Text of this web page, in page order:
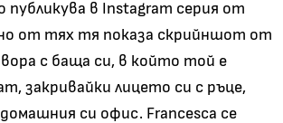
публикува в Instagram серия от
от тях тя показа скрийншот от
с баща си, в който той е
закривайки лицето си с ръце,
си офис. Francesca се